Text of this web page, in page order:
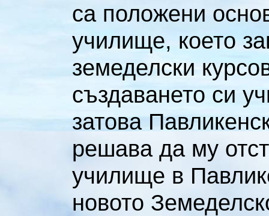
са положени
училище, което
земеделски
създаването си
затова
решава да му
училище в
новото